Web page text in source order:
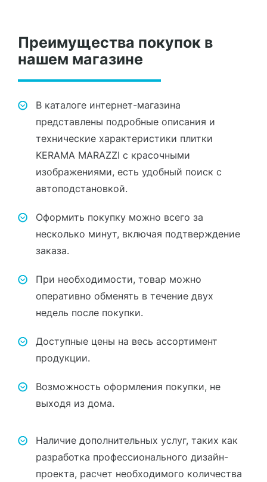
Преимущества покупок в
нашем магазине
В каталоге интернет-магазина
представлены подробные описания и
технические характеристики плитки
KERAMA MARAZZI с красочными
изображениями, есть удобный поиск с
автоподстановкой.
Оформить покупку можно всего за
несколько минут, включая подтверждение
заказа.
При необходимости, товар можно
оперативно обменять в течение двух
недель после покупки.
Доступные цены на весь ассортимент
продукции.
Возможность оформления покупки, не
выходя из дома.
Наличие дополнительных услуг, таких как
разработка профессионального дизайн-
проекта, расчет необходимого количества